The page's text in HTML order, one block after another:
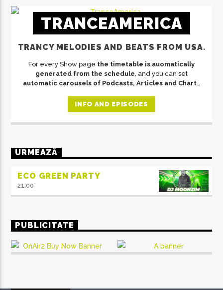
TRANCEAMERICA
TRANCY MELODIES AND BEATS FROM USA.
For every Show page the timetable is auomatically
generated from the schedule , and you can set
automatic carousels of Podcasts, Articles and Charts
Sed justo mauris, auctor eget tellus nec, pellentesque
varius mauris. Sed eu congue nulla, et tincidunt justo.
Aliquam semper faucibus odio id varius. Suspendisse
INFO AND EPISODES
URMEAZĂ
ECO GREEN PARTY
21:00
PUBLICITATE